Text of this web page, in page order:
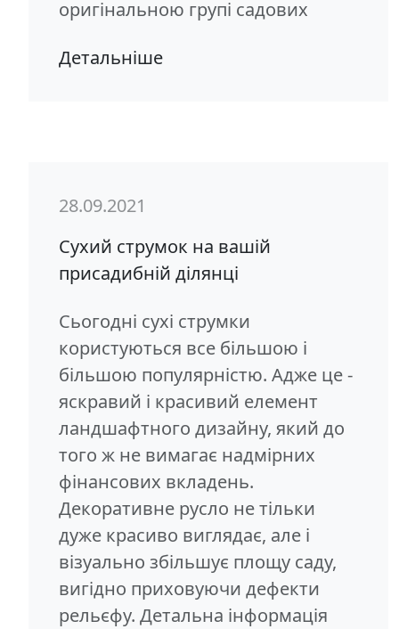
оригінальною групі садових
Детальніше
28.09.2021
Сухий струмок на вашій
присадибній ділянці
Сьогодні сухі струмки
користуються все більшою і
більшою популярністю. Адже це -
яскравий і красивий елемент
ландшафтного дизайну, який до
того ж не вимагає надмірних
фінансових вкладень.
Декоративне русло не тільки
дуже красиво виглядає, але і
візуально збільшує площу саду,
вигідно приховуючи дефекти
рельєфу. Детальна інформація